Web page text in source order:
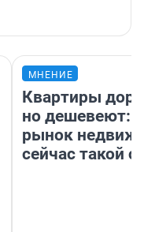
МНЕНИЕ
Квартиры
но дешевеют:
рынок
сейчас такой